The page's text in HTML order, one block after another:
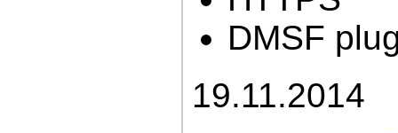
DMSF
19.11.2014